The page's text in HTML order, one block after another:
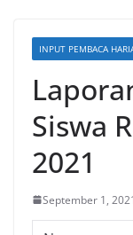
INPUT PEMBACA
Siswa
2021
September 1,